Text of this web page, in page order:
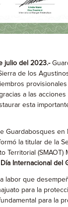
julio del 2023.-
de los
a las
esta
Guardabosques en
la titular de la
Territorial (SMAOT)
Día Internacional del
labor que
para la
para la